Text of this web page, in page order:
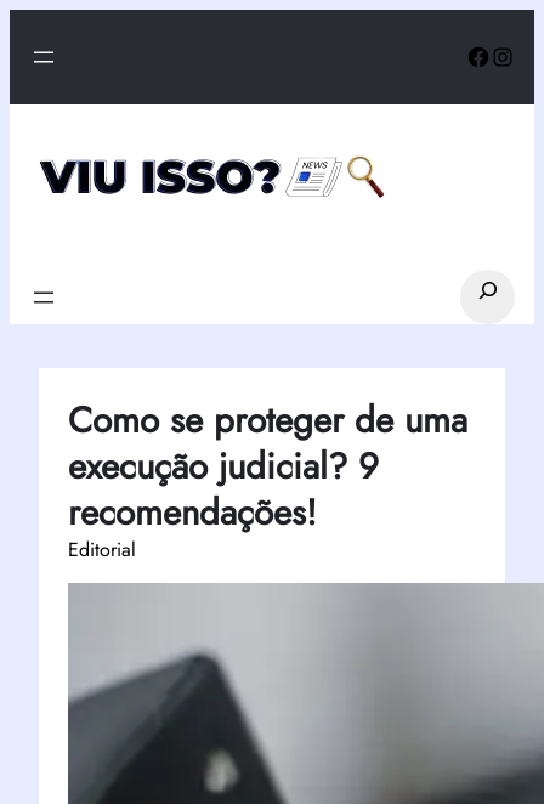
para
conteúdo
Search
Como se proteger de uma
execução judicial? 9
recomendações!
Editorial